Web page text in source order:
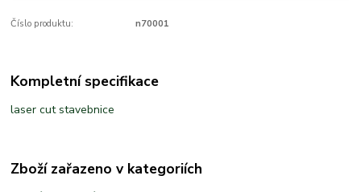
Číslo produktu: n70001
Kompletní specifikace
laser cut stavebnice
Zboží zařazeno v kategoriích